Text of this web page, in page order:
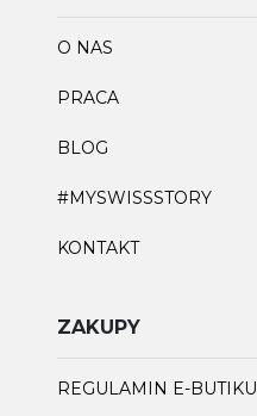
O NAS
PRACA
BLOG
#MYSWISSSTORY
KONTAKT
ZAKUPY
REGULAMIN E-BUTIKU